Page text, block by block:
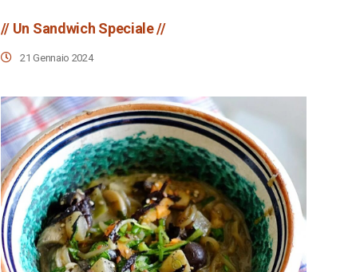
// Un Sandwich Speciale //
21 Gennaio 2024